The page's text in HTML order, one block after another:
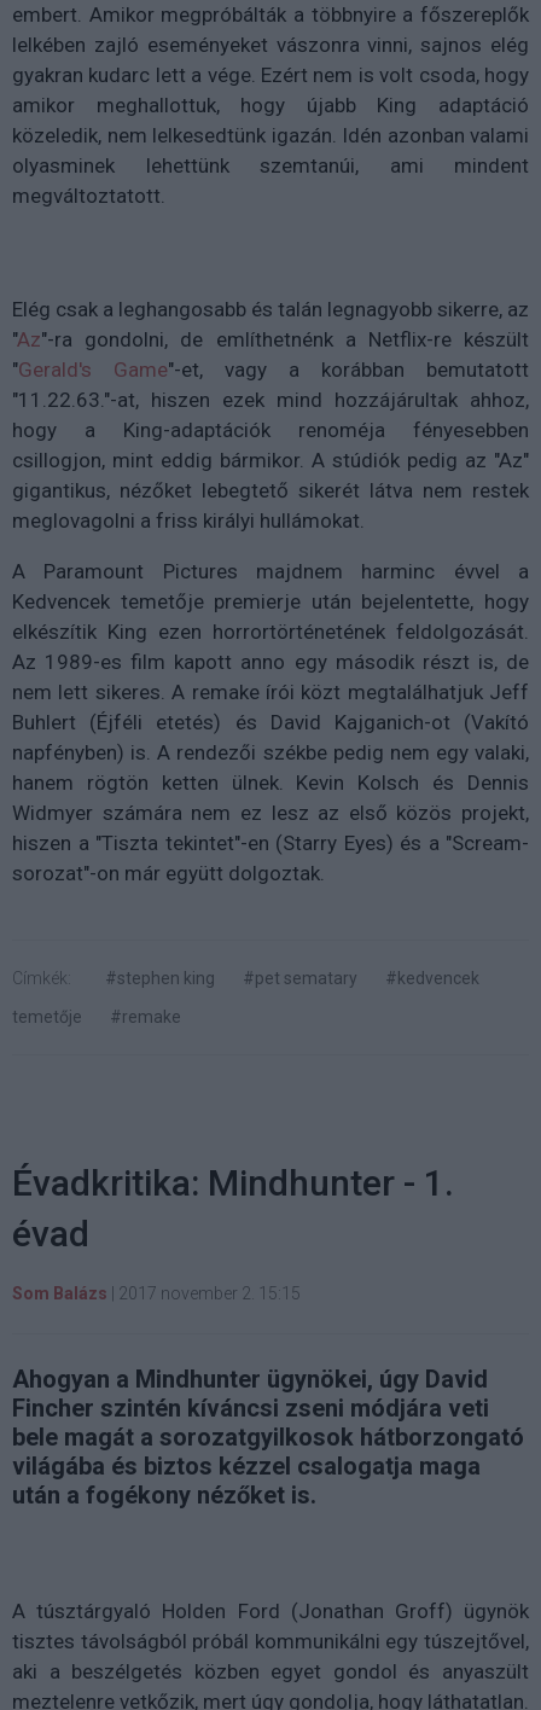
embert. Amikor megpróbálták a többnyire a főszereplők
lelkében zajló eseményeket vászonra vinni, sajnos elég
gyakran kudarc lett a vége. Ezért nem is volt csoda, hogy
amikor meghallottuk, hogy újabb King adaptáció
közeledik, nem lelkesedtünk igazán. Idén azonban valami
olyasminek lehettünk szemtanúi, ami mindent
megváltoztatott.
Elég csak a leghangosabb és talán legnagyobb sikerre, az
"Az"-ra gondolni, de említhetnénk a Netflix-re készült
"Gerald's Game"-et, vagy a korábban bemutatott
"11.22.63."-at, hiszen ezek mind hozzájárultak ahhoz,
hogy a King-adaptációk renoméja fényesebben
csillogjon, mint eddig bármikor. A stúdiók pedig az "Az"
gigantikus, nézőket lebegtető sikerét látva nem restek
meglovagolni a friss királyi hullámokat.
A Paramount Pictures majdnem harminc évvel a
Kedvencek temetője premierje után bejelentette, hogy
elkészítik King ezen horrortörténetének feldolgozását.
Az 1989-es film kapott anno egy második részt is, de
nem lett sikeres. A remake írói közt megtalálhatjuk Jeff
Buhlert (Éjféli etetés) és David Kajganich-ot (Vakító
napfényben) is. A rendezői székbe pedig nem egy valaki,
hanem rögtön ketten ülnek. Kevin Kolsch és Dennis
Widmyer számára nem ez lesz az első közös projekt,
hiszen a "Tiszta tekintet"-en (Starry Eyes) és a "Scream-
sorozat"-on már együtt dolgoztak.
Címkék: #stephen king #pet sematary
#kedvencek
temetője
#remake
Évadkritika: Mindhunter - 1.
évad
Som Balázs 2017 november 2. 15:15
Ahogyan a Mindhunter ügynökei, úgy David
Fincher szintén kíváncsi zseni módjára veti
bele magát a sorozatgyilkosok hátborzongató
világába és biztos kézzel csalogatja maga
után a fogékony nézőket is.
A túsztárgyaló Holden Ford (Jonathan Groff) ügynök
tisztes távolságból próbál kommunikálni egy túszejtővel,
aki a beszélgetés közben egyet gondol és anyaszült
meztelenre vetkőzik, mert úgy gondolja, hogy láthatatlan.